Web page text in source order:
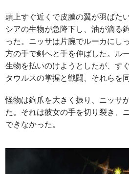
頭上すぐ近くで皮膜の翼が羽ばた
シアの生物が急降下し、油が滴る
った。ニッサは片腕でルーカにし
方の手で剣へと手を伸ばした。ル
生物を払いのけようとしたが、す
タウルスの掌握と戦闘、それらを
怪物は鉤爪を大きく振り、ニッサ
た。それは彼女の手を切り裂き、
できなかった。